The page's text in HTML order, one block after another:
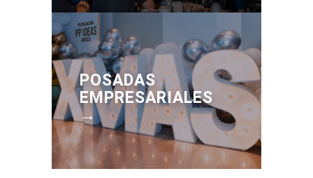
POSADAS
EMPRESARIALES
→